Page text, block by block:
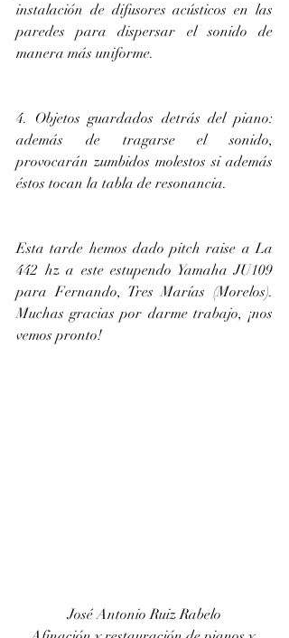
instalación de difusores acústicos en las
paredes para dispersar el sonido de
manera más uniforme.
4. Objetos guardados detrás del piano:
además de tragarse el sonido,
provocarán zumbidos molestos si además
éstos tocan la tabla de resonancia.
Esta tarde hemos dado pitch raise a La
442 hz a este estupendo Yamaha JU109
para Fernando, Tres Marías (Morelos).
Muchas gracias por darme trabajo, ¡nos
vemos pronto!
José Antonio Ruiz Rabelo